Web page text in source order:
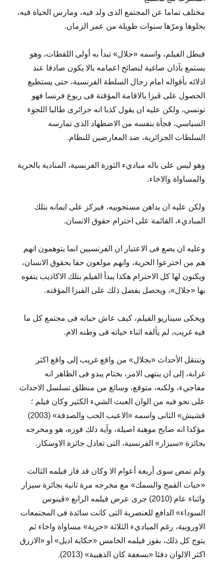
مختلف تماما عن المجتمع الذى ولد فيه، ومارس الحياة فيه،
بحلوها ومرّها سنوات طويلة من عمر الزمان.
فبطل الفيلم، واسمه «جلال» تبدأ به أولى اللقطات، وهو
يستمع بآذان صاغية لنصائح اعمامه بالا يكون صادقا عند
ادلائه بأقواله امام رجال السلطة الفرنسية، حتى يستطيع
الحصول على ڤيزا بالاقامة المؤقتة فى ربوع فرنسا فهو
تونسي، ولكن عليه ان يقول كذبا انه جزائرى طالبا اللجوء
السياسي، فجأة بنفسه من الاضطهاد الذى تمارسه
السلطات الجزائرية، ضد المعارضين للنظام.
وهو ليس على باله مباديء الثورة الفرنسية، المنادية بالحرية
والمساواة والاخاء.
ولكن عليه ان يداهن مستجوبيه، فيركز على ايمانه بتلك
المباديء، القائمة على احترام حقوق الانسان.
وعليه ان يضع فى الاعتبار ان الفرنسيين انما يتوهمون انهم
هم من اخترعوا الحرية، وانهم مولعون حقا بحقوق الانسان،
ويكنون لها كل الاحترام هكذا يبدأ الفيلم بتلك الاكاذيب يتفوه
بها «جلال»، ويحصل بفضل ذلك على الفيزا المؤقته.
ويحكى سيناريو الفيلم، كيف عاش حياته فى مجتمع كل ما
فيه غريب، لم يألفه اثناء حياته فى وطنه الام.
وتنتقل الأحداث «بجلال» من واقع غريب إلى واقع اكثر
غرابة، إلى ان ينتهى الامر، بختام يبدو فى الظاهر انه
مفاجيء، ولكنه، متوقع، وسائغ من منطلق تسلسل الاحداث
على نحو فيه من الوان العبث الشيء الكثير وكان فيلم ؛
قشيش» الثانى واسمه «الاعيب الحب والصدفة» (2003)
مؤكدا انه صابح موهبة اصيلة، وآية ذلك فوزه، هو ومخرجه
بجائزة «سيزار» الفرنسية، التى تعادل جائزة الاوسكار.
ولم تمض سوى أربعة أعوام الا وكان قد فاز فيلمه الثالث
«حبات القمح والسمك» مع مخرجه مرة ثانية بجائزة سيزار
واثناء عام (2010) جرى عرض فيلمه الرابع «ڤينوس
السوداء» الدافع للعنصرية التى كانت سائدة فى المجتمعات
الاوروبية، رغم المباديء الثلاثة «حرية» مساواة واخاء ثم
يتوج كل ذلك، بفوز فيلمه الخامس «حكاية اديل» أو «الازرق
اكثر الالوان دفئا «بسعفة كان الذهبية» (2013).